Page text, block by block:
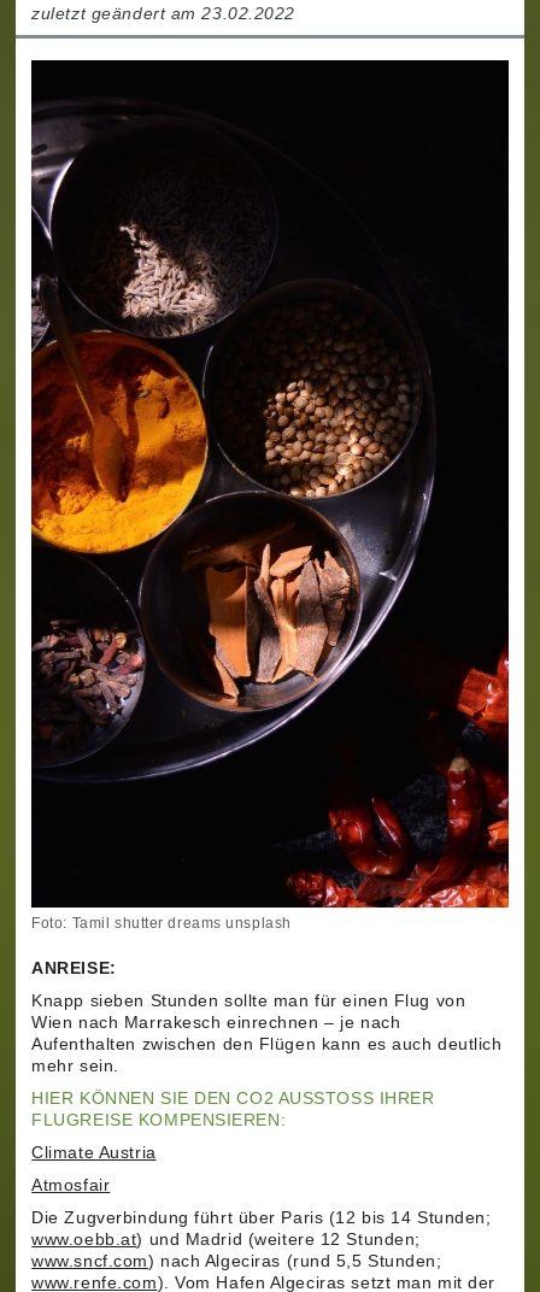
zuletzt geändert am 23.02.2022
Foto: Tamil shutter dreams unsplash
ANREISE:
Knapp sieben Stunden sollte man für einen Flug von
Wien nach Marrakesch einrechnen – je nach
Aufenthalten zwischen den Flügen kann es auch deutlich
mehr sein.
HIER KÖNNEN SIE DEN CO2 AUSSTOSS IHRER F
LUGREISE KOMPENSIEREN:
Climate Austria
Atmosfair
Die Zugverbindung führt über Paris (12 bis 14 Stunden;
www.oebb.at) und Madrid (weitere 12 Stunden;
www.sncf.com) nach Algeciras (rund 5,5 Stunden;
www.renfe.com). Vom Hafen Algeciras setzt man mit der